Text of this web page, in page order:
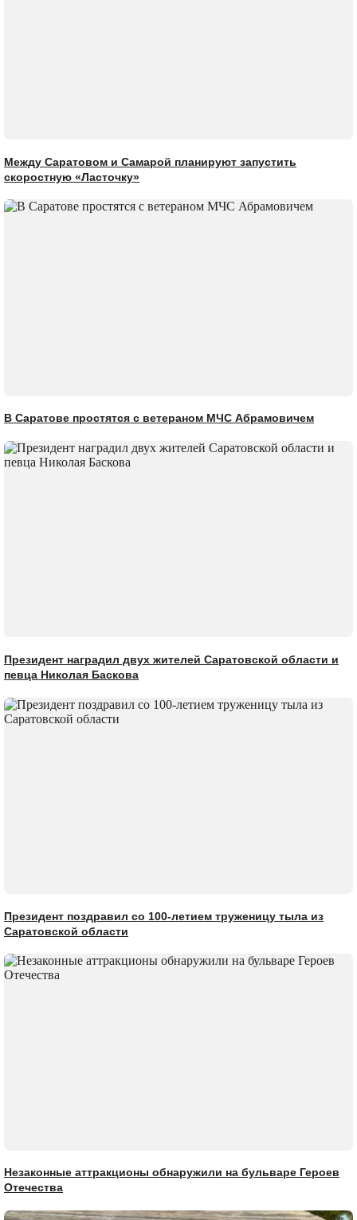
Между Саратовом и Самарой планируют запустить
скоростную «Ласточку»
В Саратове простятся с ветераном МЧС Абрамовичем
Президент наградил двух жителей Саратовской области и
певца Николая Баскова
Президент поздравил со 100-летием труженицу тыла из
Саратовской области
Незаконные аттракционы обнаружили на бульваре Героев
Отечества